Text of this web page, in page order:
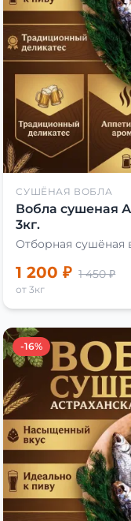
СУШЁНАЯ ВОБЛА
Вобла сушеная
3кг.
Отборная сушёная
1 200 ₽ 1 450 ₽
от 3кг
-16%